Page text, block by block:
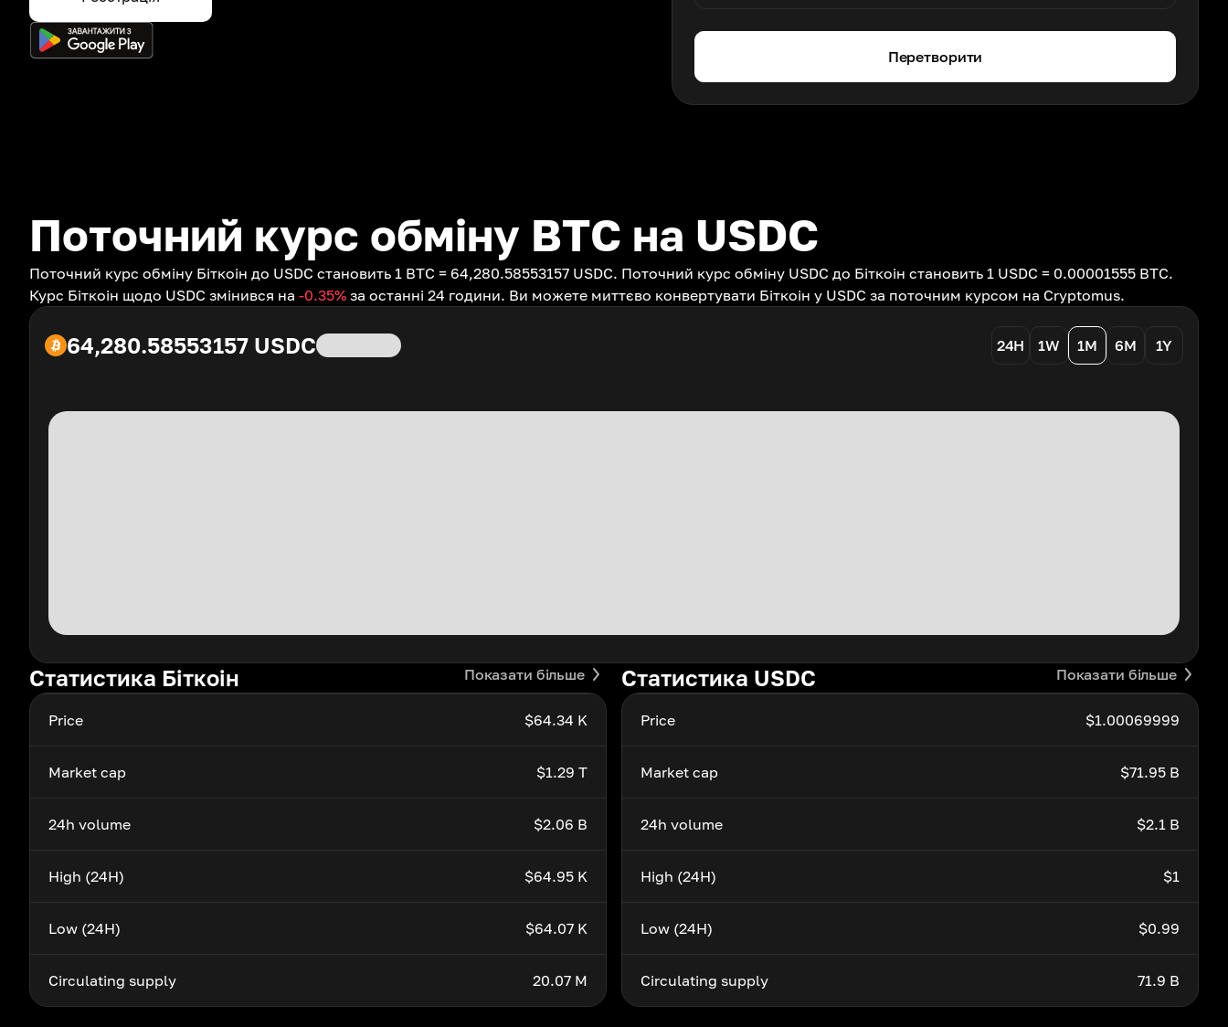
Перетворити
Поточний курс обміну BTC на USDC
Поточний курс обміну Біткоін до USDC становить 1 BTC = 64,280.58553157 USDC. Поточний курс обміну USDC до Біткоін становить 1 USDC = 0.00001555 BTC.
Курс Біткоін щодо USDC змінився на -0.35% за останні 24 години. Ви можете миттєво конвертувати Біткоін у USDC за поточним курсом на Cryptomus.
64,280.58553157 USDC 24H 1W 1M 6M 1Y
Статистика Біткоін Показати більше
Price $64.34 K
Market cap $1.29 T
24h volume $2.06 B
High (24H) $64.95 K
Low (24H) $64.07 K
Circulating supply 20.07 M
Статистика USDC Показати більше
Price $1.00069999
Market cap $71.95 B
24h volume $2.1 B
High (24H) $1
Low (24H) $0.99
Circulating supply 71.9 B